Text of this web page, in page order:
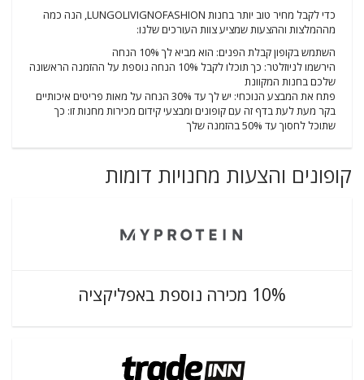
כדי לקבל מחיר טוב יותר בחנות LUNGOLIVIGNOFASHION, הנה כמה
מההמלצות וההצעות שמציע צוות העורכים שלנו:
השתמש בקופון קבלת הפנים: הוא מביא לך 10% הנחה
הירשמו לניוזלטר: כך תוכלו לקבל 10% הנחה נוספת על ההזמנה הראשונה
שלכם בחנות המקוונת
פתח את המבצע הנוכחי: יש לך עד 30% הנחה על מאות פריטים איכותיים
בקר מעת לעת בדף זה עם קופונים ומבצעי קידום מכירות מחנות זו: כך
שתוכל לחסוך עד 50% בהזמנה שלך
קופונים והצעות מחנויות דומות
10% מכירה נוספת באפליקציה